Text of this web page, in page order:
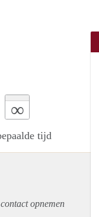
∞
tijd
opnemen